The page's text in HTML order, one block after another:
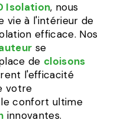
Isolation, nous
vie à l'intérieur de
efficace. Nos
se
de cloisons
l'efficacité
votre
confort ultime
innovantes.